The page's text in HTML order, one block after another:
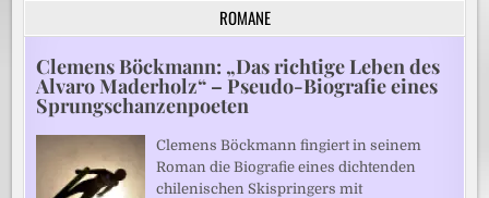
ROMANE
Clemens Böckmann: „Das richtige Leben des
Alvaro Maderholz“ – Pseudo-Biografie eines
Sprungschanzenpoeten
Clemens Böckmann fingiert in seinem
Roman die Biografie eines dichtenden
chilenischen Skispringers mit